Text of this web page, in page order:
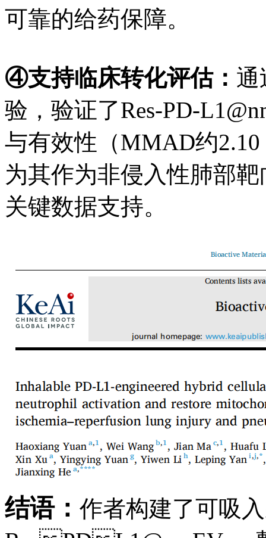
可靠的给药保障。
④支持临床转化评估： 通
验，验证了Res-PD-
与有效性（MMAD约
为其作为非侵入性肺部
关键数据支持。
结语： 作者构建了可吸